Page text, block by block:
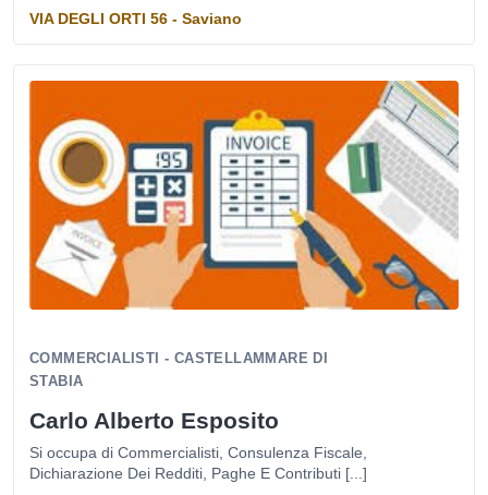
VIA DEGLI ORTI 56 - Saviano
COMMERCIALISTI - CASTELLAMMARE DI
STABIA
Carlo Alberto Esposito
Si occupa di Commercialisti, Consulenza Fiscale,
Dichiarazione Dei Redditi, Paghe E Contributi [...]